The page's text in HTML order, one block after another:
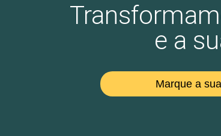
e a
Marque a